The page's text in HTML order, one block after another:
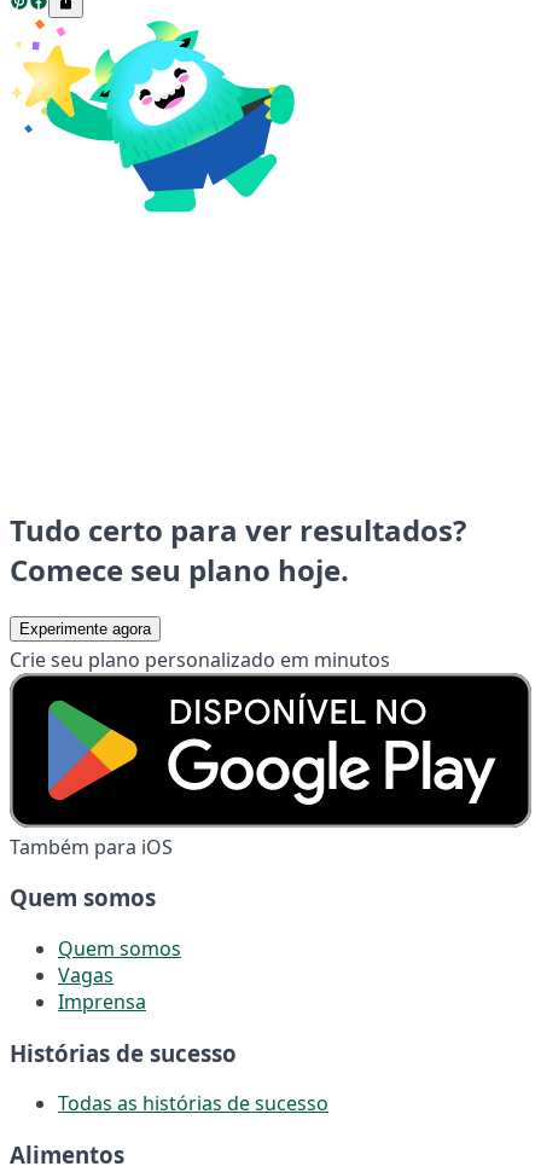
Tudo certo para ver resultados?
Comece seu plano hoje.
Experimente agora
Crie seu plano personalizado em minutos
Também para iOS
Quem somos
Quem somos
Vagas
Imprensa
Histórias de sucesso
Todas as histórias de sucesso
Alimentos